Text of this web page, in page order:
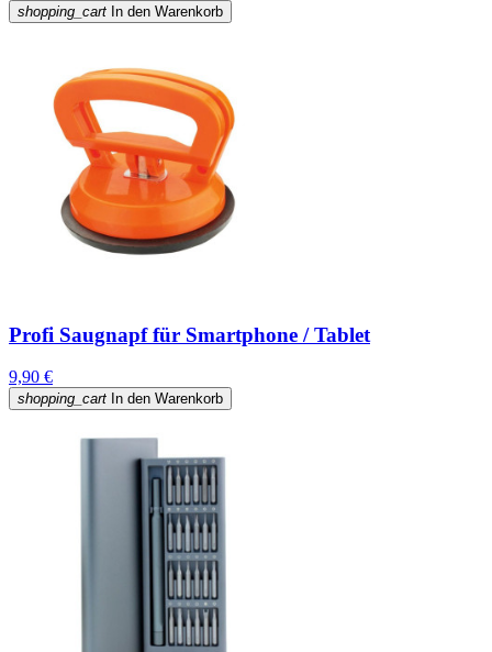
shopping_cart In den Warenkorb
Profi Saugnapf für Smartphone / Tablet
9,90 €
shopping_cart In den Warenkorb